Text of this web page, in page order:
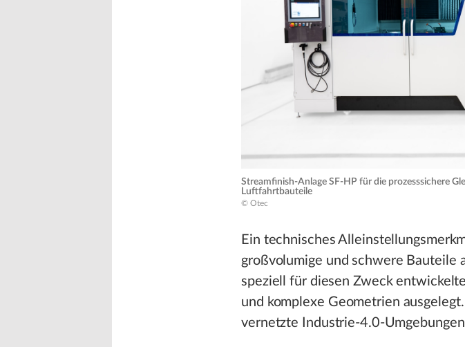
Streamfinish-Anlage SF-HP für die prozesssichere
Luftfahrtbauteile
© Otec
Ein technisches
großvolumige und schwere Bauteile
speziell für diesen Zweck
und komplexe Geometrien
vernetzte Industrie-4.0-